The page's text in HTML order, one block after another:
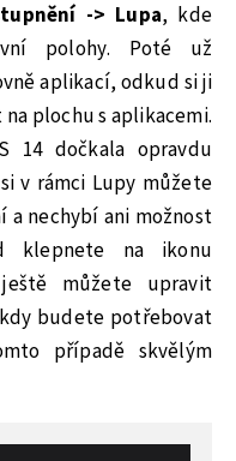
-> Lupa, kde
polohy. Poté už
aplikací, odkud si ji
plochu s aplikacemi.
14 dočkala opravdu
v rámci Lupy můžete
nechybí ani možnost
klepnete na ikonu
můžete upravit
budete potřebovat
případě skvělým